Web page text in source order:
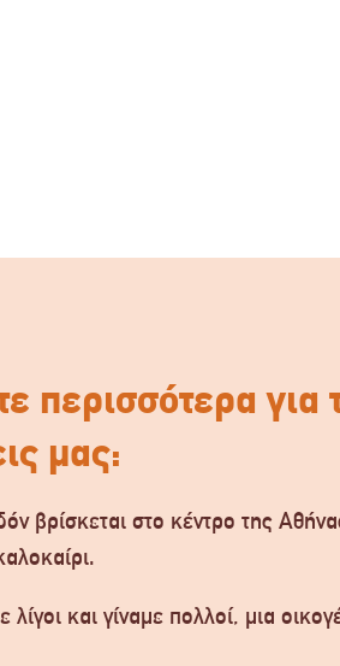
περισσότερα για
μας:
βρίσκεται στο κέντρο της
λίγοι και γίναμε πολλοί, μια